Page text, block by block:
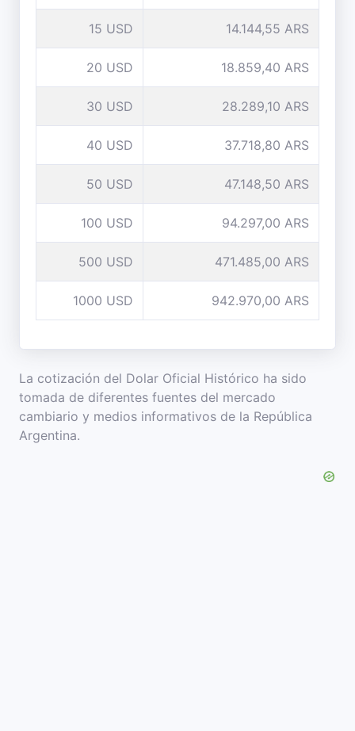
15 USD 14.144,55 ARS
20 USD 18.859,40 ARS
30 USD 28.289,10 ARS
40 USD 37.718,80 ARS
50 USD 47.148,50 ARS
100 USD 94.297,00 ARS
500 USD 471.485,00 ARS
1000 USD 942.970,00 ARS
La cotización del Dolar Oficial Histórico ha sido
tomada de diferentes fuentes del mercado
cambiario y medios informativos de la República
Argentina.